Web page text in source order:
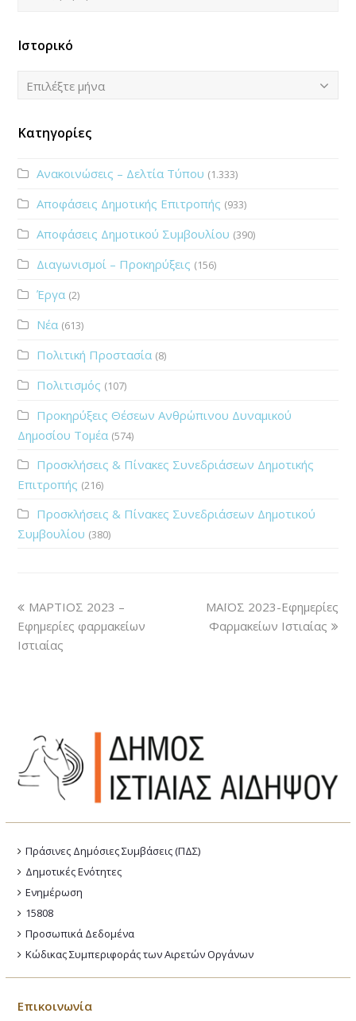
Ιστορικό
Ιστορικό
Επιλέξτε μήνα
Κατηγορίες
Ανακοινώσεις – Δελτία Τύπου (1.333)
Αποφάσεις Δημοτικής Επιτροπής (933)
Αποφάσεις Δημοτικού Συμβουλίου (390)
Διαγωνισμοί – Προκηρύξεις (156)
Έργα (2)
Νέα (613)
Πολιτική Προστασία (8)
Πολιτισμός (107)
Προκηρύξεις Θέσεων Ανθρώπινου Δυναμικού
Δημοσίου Τομέα (574)
Προσκλήσεις & Πίνακες Συνεδριάσεων Δημοτικής
Επιτροπής (216)
Προσκλήσεις & Πίνακες Συνεδριάσεων Δημοτικού
Συμβουλίου (380)
ΜΑΡΤΙΟΣ 2023 –
Εφημερίες φαρμακείων
Ιστιαίας
ΜΑΪΟΣ 2023-Εφημερίες
Φαρμακείων Ιστιαίας
Πράσινες Δημόσιες Συμβάσεις (ΠΔΣ)
Δημοτικές Ενότητες
Ενημέρωση
15808
Προσωπικά Δεδομένα
Κώδικας Συμπεριφοράς των Αιρετών Οργάνων
Επικοινωνία